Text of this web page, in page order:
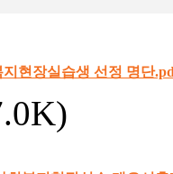
지현장실습생 선정 명단